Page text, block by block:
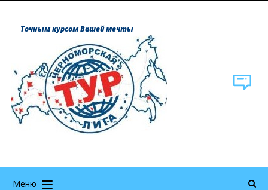
Точным курсом Вашей мечты
Меню